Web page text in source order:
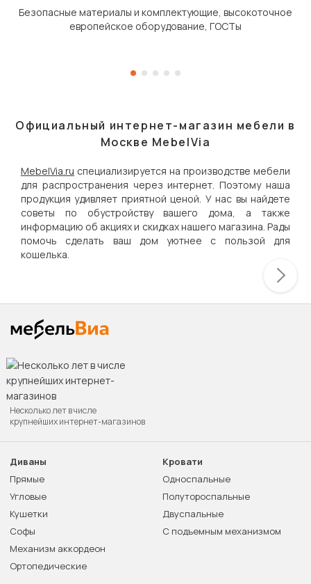
Безопасные материалы и комплектующие, высокоточное
европейское оборудование, ГОСТы
Официальный интернет-магазин мебели в
Москве MebelVia
MebelVia.ru специализируется на производстве мебели
для распространения через интернет. Поэтому наша
продукция удивляет приятной ценой. У нас вы найдете
советы по обустройству вашего дома, а также
информацию об акциях и скидках нашего магазина. Рады
помочь сделать ваш дом уютнее с пользой для
кошелька.
Несколько лет в числе
крупнейших интернет-магазинов
Диваны
Прямые
Угловые
Кушетки
Софы
Механизм аккордеон
Ортопедические
Кровати
Односпальные
Полутороспальные
Двуспальные
С подъемным механизмом